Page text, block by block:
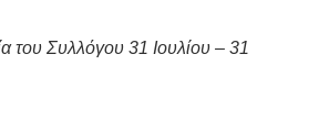
του Συλλόγου 31 Ιουλίου – 31